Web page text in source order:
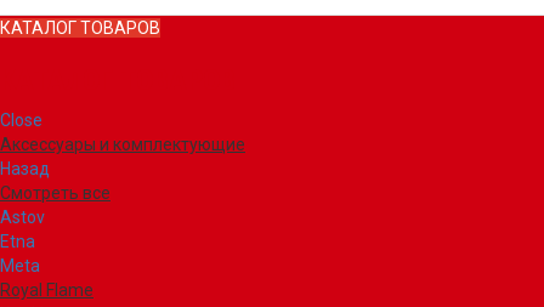
КАТАЛОГ ТОВАРОВ
Close
Аксессуары и комплектующие
Назад
Смотреть все
Astov
Etna
Meta
Royal Flame